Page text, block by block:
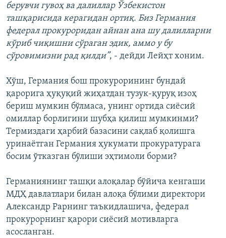
берувчи гувоҳ ва далиллар Ўзбекистон
ташқарисида керагидан ортиқ. Биз Германия
федерал прокуроридан айнан ана шу далилларни
кўриб чиқишни сўраган эдик, аммо у бу
сўровимизни рад қилди”, - дейди Лейҳт хоним.
Хўш, Германия бош прокурорининг бундай
қарорига ҳуқуқий жиҳатдан тузук-қуруқ изоҳ
бериш мумкин бўлмаса, унинг ортида сиëсий
омиллар борлигини шубҳа қилиш мумкинми?
Термиздаги ҳарбий базасини сақлаб қолишга
уринаëтган Германия ҳукумати прокуратурага
босим ўтказган бўлиши эҳтимоли борми?
Германиянинг ташқи алоқалар бўйича кенгаши
МДҲ давлатлари билан алоқа бўлими директори
Александр Рарнинг таъкидлашича, федерал
прокурорнинг қарори сиëсий мотивларга
асосланган.